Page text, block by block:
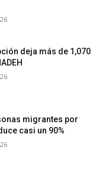
deja más de 1,070
migrantes por
casi un 90%